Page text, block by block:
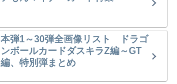
本弾1～30弾全画像リスト ドラゴ
ンボールカードダスキラZ編～GT
編、特別弾まとめ